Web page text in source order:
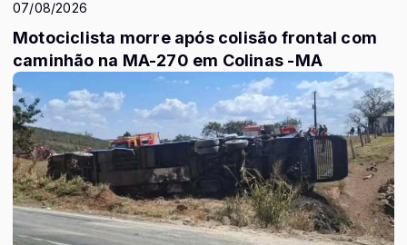
07/08/2026
Motociclista morre após colisão frontal com
caminhão na MA-270 em Colinas -MA